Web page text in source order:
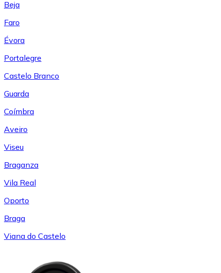
Beja
Faro
Évora
Portalegre
Castelo Branco
Guarda
Coímbra
Aveiro
Viseu
Braganza
Vila Real
Oporto
Braga
Viana do Castelo